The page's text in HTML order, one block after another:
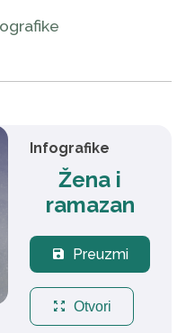
Infografike
Žena i
ramazan
save Preuzmi
zoom_out_map Otvori